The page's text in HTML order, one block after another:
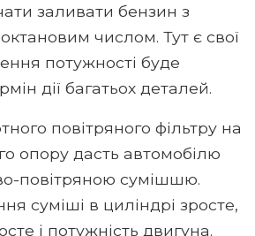
заливати бензин з
числом. Тут є свої
потужності буде
дії багатьох деталей.
повітряного фільтру на
опору дасть автомобілю
повітряною сумішшю.
суміші в циліндрі зросте,
і потужність двигуна.